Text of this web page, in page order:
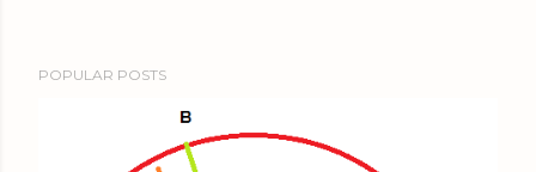
POPULAR POSTS